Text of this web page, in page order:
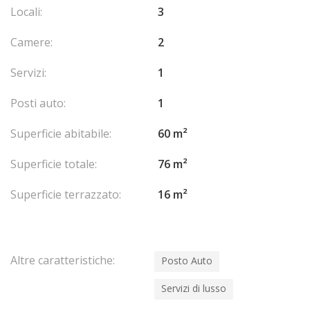
edificio vicino, offrendo una maggiore comodità in questo
Locali:
3
Camere:
2
Servizi:
1
Posti auto:
1
Superficie abitabile:
60 m²
Superficie totale:
76 m²
Superficie terrazzato:
16 m²
Altre caratteristiche: Posto Auto
Servizi di lusso